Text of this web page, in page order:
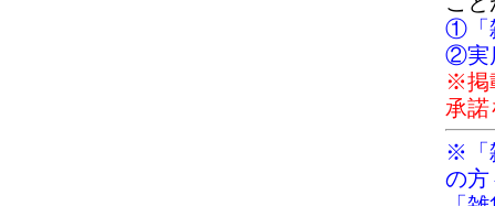
①「
②実
※掲
承
※「
の方